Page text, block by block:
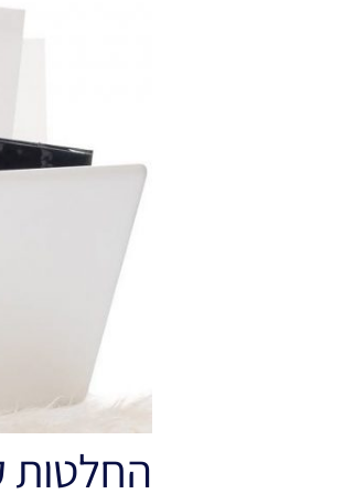
החלטות